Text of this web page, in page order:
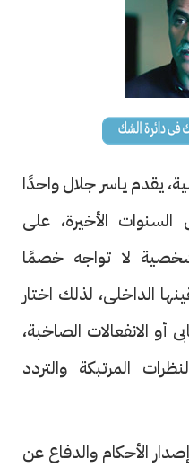
يقدم ياسر جلال واحدًا
الأخيرة، على
لا تواجه خصمًا
الداخلى، لذلك اختار
أو الانفعالات الصاخبة،
المرتبكة والتردد
الأحكام والدفاع عن